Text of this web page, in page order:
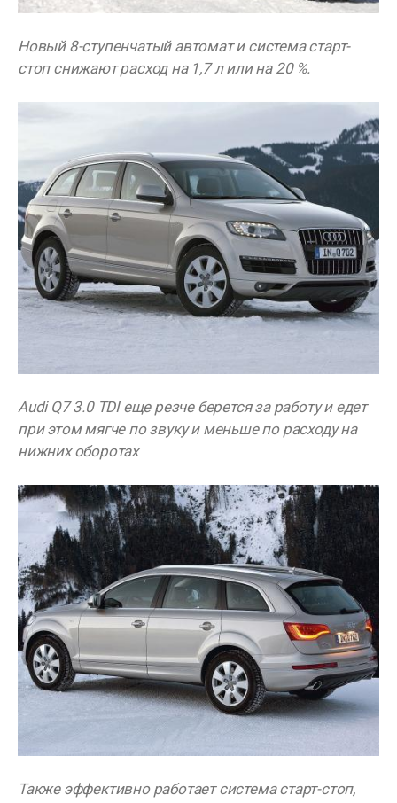
Новый 8-ступенчатый автомат и система старт-
стоп снижают расход на 1,7 л или на 20 %.
Audi Q7 3.0 TDI еще резче берется за работу и едет
при этом мягче по звуку и меньше по расходу на
нижних оборотах
Также эффективно работает система старт-стоп,